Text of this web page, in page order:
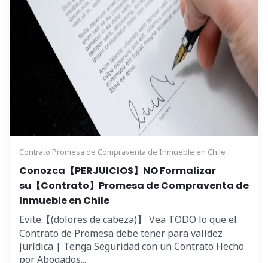
Contrato Promesa de Compraventa de Inmueble en Chile
Conozca【PERJUICIOS】NO Formalizar
su【Contrato】Promesa de Compraventa de
Inmueble en Chile
Evite【(dolores de cabeza)】 Vea TODO lo que el
Contrato de Promesa debe tener para validez
jurídica | Tenga Seguridad con un Contrato Hecho
por Abogados...